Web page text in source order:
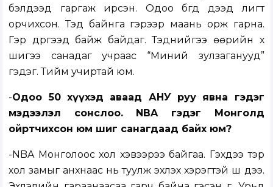
бэлдээд гаргаж ирсэн. Одоо бүгд дээд лигт
орчихсон. Тэд байнга гэрээр маань орж гарна.
Гэр дүүргээд байж байдаг. Тэднийгээ өөрийн хүү
шигээ санадаг учраас “Миний зулзаганууд”
гэдэг. Тийм учиртай юм.
-Одоо 50 хүүхэд аваад АНУ руу явна гэдэг
мэдээлэл сонслоо. NBA гэдэг Монголд
ойртчихсон юм шиг санагдаад байх юм?
-NBA Монголоос хол хэвээрээ байгаа. Гэхдээ тэр
хол замыг анхнаас нь туулж эхлэх хэрэгтэй шүү дээ.